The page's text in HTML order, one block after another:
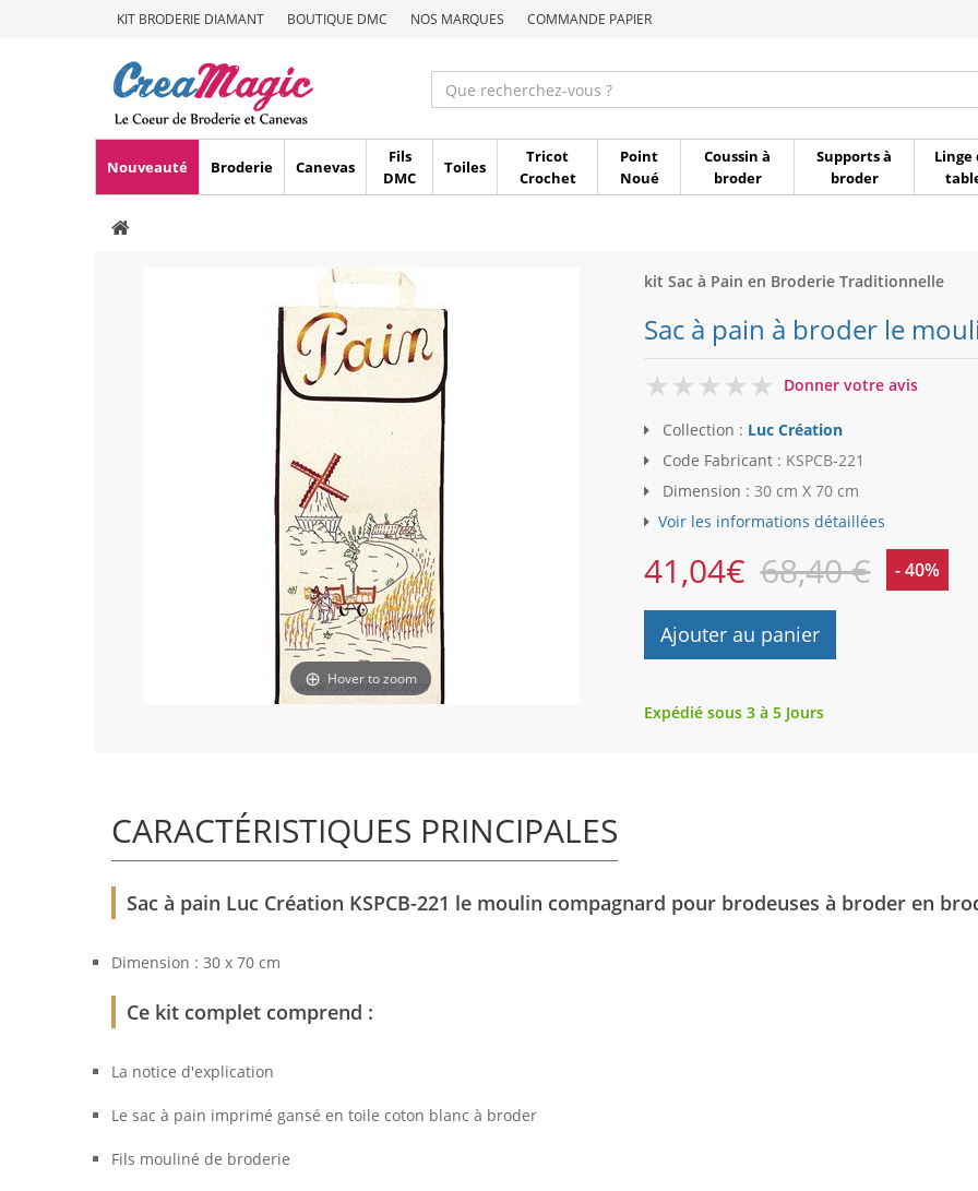
KIT BRODERIE DIAMANT BOUTIQUE DMC NOS MARQUES COMMANDE PAPIER
Nouveauté Broderie Canevas
Fils
DMC
Toiles
Tricot
Crochet
Point
Noué
Coussin à
broder
Supports à
broder
Linge
Hover to zoom
kit Sac à Pain en Broderie Traditionnelle
Sac à pain à broder le
0
Donner votre avis
Collection : Luc Création
Code Fabricant : KSPCB-221
Dimension : 30 cm X 70 cm
Voir les informations détaillées
41,04€ 68,40 € - 40%
Ajouter au panier
Expédié sous 3 à 5 Jours
CARACTÉRISTIQUES PRINCIPALES
Sac à pain Luc Création KSPCB-221 le moulin compagnard pour brodeuses à broder en
Dimension : 30 x 70 cm
Ce kit complet comprend :
La notice d'explication
Le sac à pain imprimé gansé en toile coton blanc à broder
Fils mouliné de broderie